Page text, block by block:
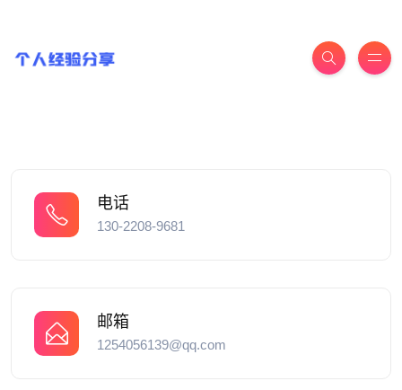
电话
130-2208-9681
邮箱
1254056139@qq.com